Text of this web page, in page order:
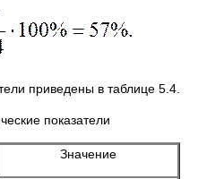
приведены в таблице 5.4.
показатели
Значение